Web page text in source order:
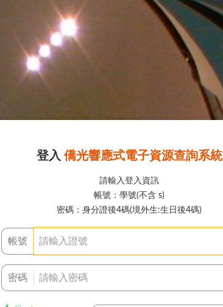
登入 僑光響應式電子資源查詢系統
請輸入登入資訊
帳號：學號(不含 s)
密碼：身分證後4碼(境外生:生日後4碼)
帳號
密碼